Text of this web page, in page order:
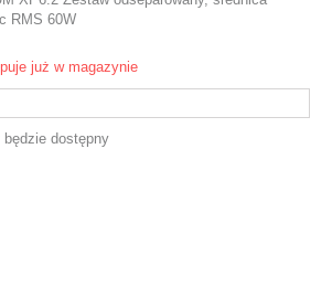
RMS 60W
już w magazynie
będzie dostępny